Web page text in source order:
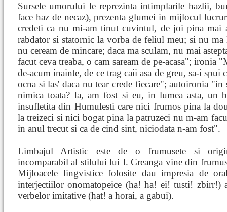
Sursele umorului le reprezinta intimplarile hazlii,
face haz de necaz), prezenta glumei in mijlocul
credeti ca nu mi-am tinut cuvintul, de joi pina mai
rabdator si statornic la vorba de feliul meu; si nu
nu ceream de mincare; daca ma sculam, nu mai
facut ceva treaba, o cam saream de pe-acasa"; ironia
de-acum inainte, de ce trag caii asa de greu, sa-i spui
ocna si las' daca nu tear crede fiecare"; autoironia
nimica toata? Ia, am fost si eu, in lumea asta, un
insufletita din Humulesti care nici frumos pina la
la treizeci si nici bogat pina la patruzeci nu m-am
in anul trecut si ca de cind sint, niciodata n-am fost".
Limbajul Artistic este de o frumusete si
incomparabil al stilului lui I. Creanga vine din
Mijloacele lingvistice folosite dau impresia de
interjectiilor onomatopeice (ha! ha! ei! tusti! zbirr!)
verbelor imitative (hat! a horai, a gabui).